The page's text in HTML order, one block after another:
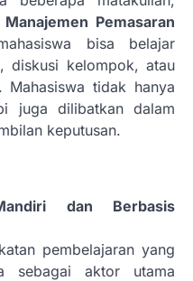
Manajemen Pemasaran
bisa belajar
diskusi kelompok, atau
Mahasiswa tidak hanya
juga dilibatkan dalam
keputusan.
dan Berbasis
pembelajaran yang
sebagai aktor utama